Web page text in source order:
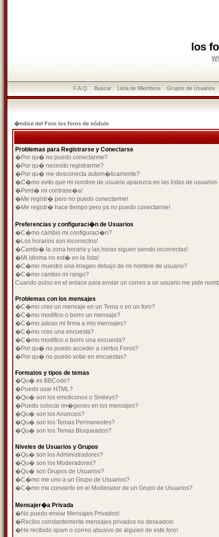
los
F.A.Q. Buscar Lista de Miembros Grupos de Usuarios
�ndice del Foro los foros de nódulo
Problemas para Registrarse y Conectarse
�Por qu� no puedo conectarme?
�Por qu� necesito registrarme?
�Por qu� me desconecta autom�ticamente?
�C�mo evito que mi nombre de usuario aparezca en las listas de usuarios
�Perd� mi contrase�a!
�Me registr� pero no puedo conectarme!
�Me registr� hace tiempo pero ya no puedo conectarme!
Preferencias y configuraci�n de Usuarios
�C�mo cambio mi configuraci�n?
�Los horarios son incorrectos!
�Cambi� la zona horaria y las horas siguen siendo incorrectas!
�Mi idioma no est� en la lista!
�C�mo muestro una imagen debajo de mi nombre de usuario?
�C�mo cambio mi rango?
Cuando pulso en el enlace para enviar un correo a un usuario me pide
Problemas con los mensajes
�C�mo creo un mensaje en un Tema o en un foro?
�C�mo modifico o borro un mensaje?
�C�mo adoso mi firma a mis mensajes?
�C�mo creo una encuesta?
�C�mo modifico o borro una encuesta?
�Por qu� no puedo acceder a ciertos Foros?
�Por qu� no puedo votar en encuestas?
Formatos y tipos de temas
�Qu� es BBCode?
�Puedo usar HTML?
�Qu� son los emoticonos o Smileys?
�Puedo colocar im�genes en los mensajes?
�Qu� son los Anuncios?
�Qu� son los Temas Permanentes?
�Qu� son los Temas Bloqueados?
Niveles de Usuarios y Grupos
�Qu� son los Administradores?
�Qu� son los Moderadores?
�Qu� son Grupos de Usuarios?
�C�mo me uno a un Grupo de Usuarios?
�C�mo me convierto en el Moderador de un Grupo de Usuarios?
Mensajer�a Privada
�No puedo enviar Mensajes Privados!
�Recibo constantemente mensajes privados no deseados!
�He recibido spam o correo abusivo de alguien de este foro!